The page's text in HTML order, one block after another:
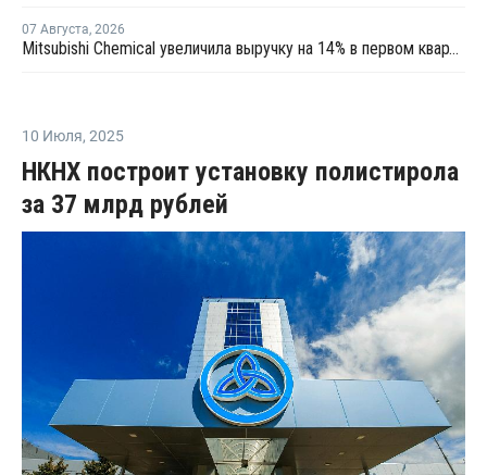
07 Августа, 2026
Mitsubishi Chemical увеличила выручку на 14% в первом квартале японского финансового года
10 Июля, 2025
НКНХ построит установку полистирола
за 37 млрд рублей